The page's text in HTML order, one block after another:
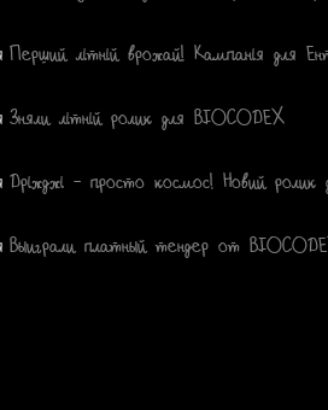
Перший літній врожай! Кампанія для
Зняли літній ролик для BIOCODEX
Дріжджі – просто космос! Новий
Выиграли платный тендер от